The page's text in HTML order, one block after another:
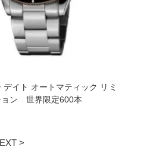
デイト オートマティック リミ
ョン 世界限定600本
>